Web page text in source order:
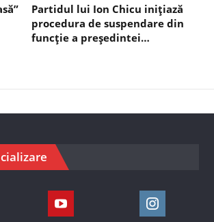
Partidul lui Ion Chicu inițiază
procedura de suspendare din
funcție a președintei…